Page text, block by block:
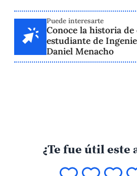
Puede interesarte
Conoce la historia
estudiante de
Daniel Menacho
¿Te fue útil este